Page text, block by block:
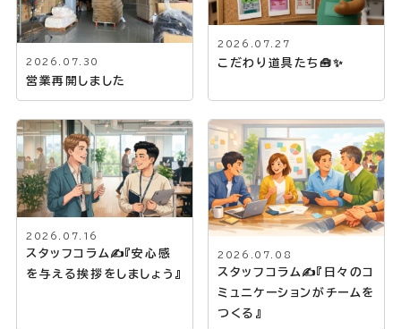
2026.07.30
営業再開しました
2026.07.27
こだわり道具たち🧰✨
2026.07.16
スタッフコラム✍『安心感
を与える挨拶をしましょう』
2026.07.08
スタッフコラム✍『日々のコ
ミュニケーションがチームを
つくる』